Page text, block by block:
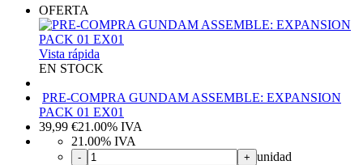
OFERTA
Vista rápida
EN STOCK
PRE-COMPRA GUNDAM ASSEMBLE: EXPANSION
PACK 01 EX01
39,99 €21.00% IVA
21.00% IVA
- + unidad